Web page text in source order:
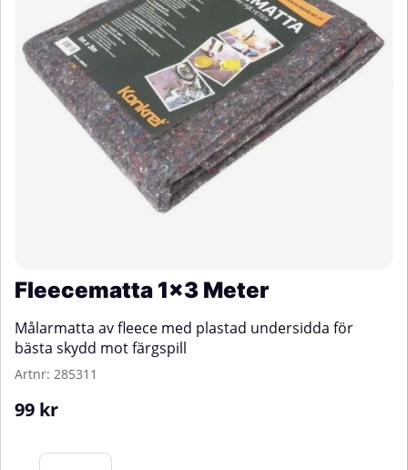
Fleecematta 1x3 Meter
Målarmatta av fleece med plastad undersidda för
bästa skydd mot färgspill
Artnr: 285311
99 kr